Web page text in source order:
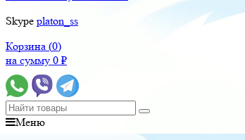
Skype platon_ss
Корзина (0)
на сумму 0 ₽
Меню